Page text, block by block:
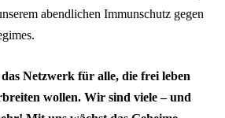
abendlichen Immunschutz gegen
Netzwerk für alle, die frei leben
wollen. Wir sind viele – und